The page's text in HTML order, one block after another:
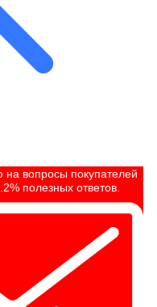
на вопросы покупателей
полезных ответов.